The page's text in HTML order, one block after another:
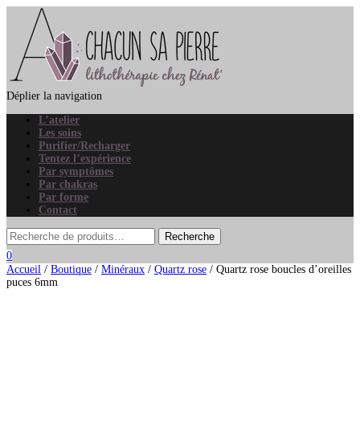
Déplier la navigation
L’atelier
Les soins
Purifier/Recharger
Tentez l’expérience
Par symptômes
Par chakras
Par forme
Contact
0
Accueil / Boutique / Minéraux / Quartz rose / Quartz rose boucles d’oreilles
puces 6mm